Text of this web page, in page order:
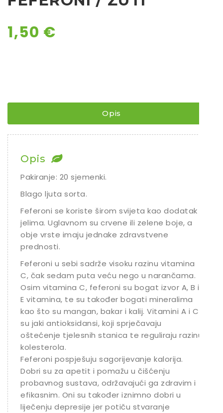
1,50 €
Opis
Opis
Pakiranje: 20 sjemenki.
Blago ljuta sorta.
Feferoni se koriste širom svijeta kao dodatak
jelima. Uglavnom su crvene ili zelene boje, a
obje vrste imaju jednake zdravstvene
prednosti.
Feferoni u sebi sadrže visoku razinu vitamina
C, čak sedam puta veću nego u narančama.
Osim vitamina C, feferoni su bogat izvor A, B i
E vitamina, te su također bogati mineralima
kao što su mangan, bakar i kalij. Vitamini A i C
su jaki antioksidansi, koji sprječavaju
oštećenje tjelesnih stanica te reguliraju razinu
kolesterola.
Feferoni pospješuju sagorijevanje kalorija.
Dobri su za apetit i pomažu u čišćenju
probavnog sustava, održavajući ga zdravim i
efikasnim. Oni su također iznimno dobri u
liječenju depresije jer potiču stvaranje